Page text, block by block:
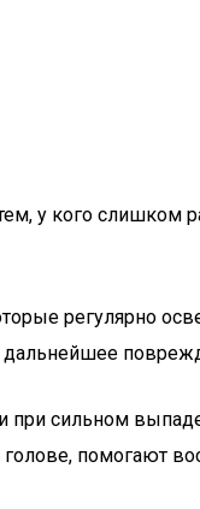
у кого слишком
регулярно
сильном
помогают